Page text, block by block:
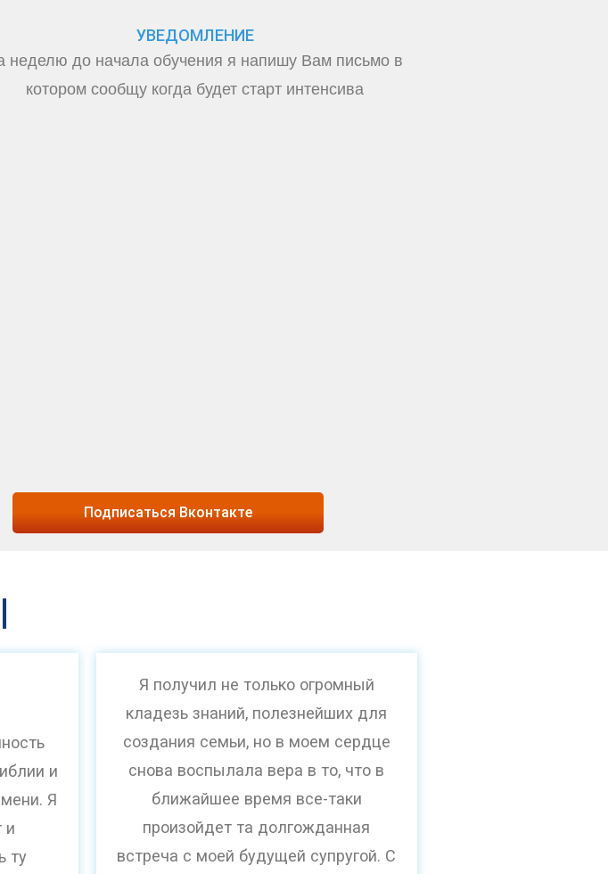
УВЕДОМЛЕНИЕ
неделю до начала обучения я напишу Вам письмо в
котором сообщу когда будет старт интенсива
Подписаться Вконтакте
и
Я
и
ту
Я получил не только огромный
кладезь знаний, полезнейших для
создания семьи, но в моем сердце
снова воспылала вера в то, что в
ближайшее время все-таки
произойдет та долгожданная
встреча с моей будущей супругой. С